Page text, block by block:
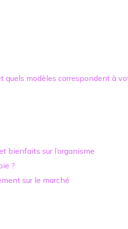
quels modèles correspondent à
bienfaits sur l’organisme
?
sur le marché